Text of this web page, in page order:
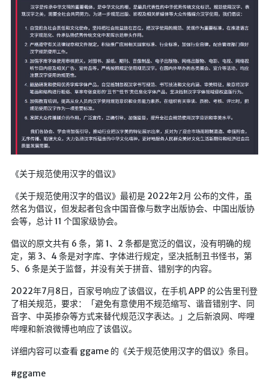
《关于规范使用汉字的倡议》
《关于规范使用汉字的倡议》最初是 2022年2月 公布的文件，虽
然名为倡议，但发起者包含中国音像与数字出版协会、中国出版协
会等，总计 11 个国家级协会。
倡议的原文共有 6 条，第 1、2 条都是宽泛的倡议，没有明确的规
定，第 3、4 条是对字库、字体进行规定，坚决抵制丑书怪书，第
5、6 条是关于监督，并没有关于拼音、错别字的内容。
2022年7月8日，百家号响应了该倡议，在手机 APP 的公告里刊登
了相关规范，要求：「避免有意使用不规范缩写、谐音错别字、同
音字、中英掺杂等方式来替代规范汉字表达。」之后新浪网、哔哩
哔哩和新浪微博也响应了该倡议。
详细内容可以查看 ggame 的《关于规范使用汉字的倡议》条目。
#ggame